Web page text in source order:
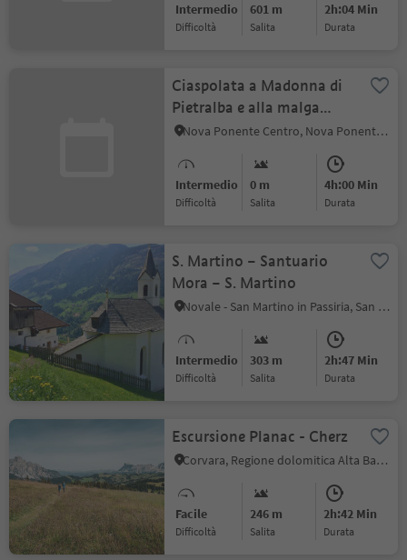
Intermedio
Difficoltà
601 m
Salita
2h:04 Min
durata
Ciaspolata a Madonna di
Pietralba e alla malga
Laab
Nova Ponente Centro, Nova Ponente, Regione dolomitica Val d'Ega
Intermedio
Difficoltà
0 m
Salita
4h:00 Min
durata
S. Martino – Santuario
Mora – S. Martino
Novale - San Martino in Passiria, San Martino in Passiria, Merano e dintorni
Intermedio
Difficoltà
303 m
Salita
2h:47 Min
durata
Escursione Planac - Cherz
Corvara, Regione dolomitica Alta Badia
Facile
Difficoltà
246 m
Salita
2h:42 Min
durata